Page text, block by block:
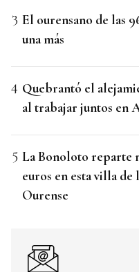
El ourensano de las
una más
Quebrantó el
al trabajar juntos en
La Bonoloto reparte
euros en esta villa
Ourense